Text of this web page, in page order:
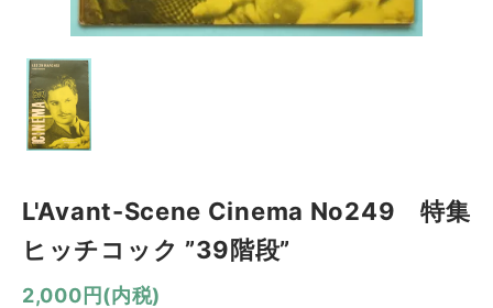
L'Avant-Scene Cinema No249 特集
ヒッチコック ”39階段”
2,000円(内税)